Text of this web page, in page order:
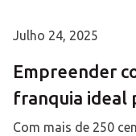
Julho 24, 2025
Empreender
franquia ideal
Com mais de 250